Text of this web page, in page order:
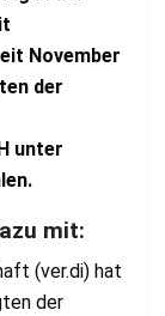
November
der
unter
mit:
(ver.di) hat
der